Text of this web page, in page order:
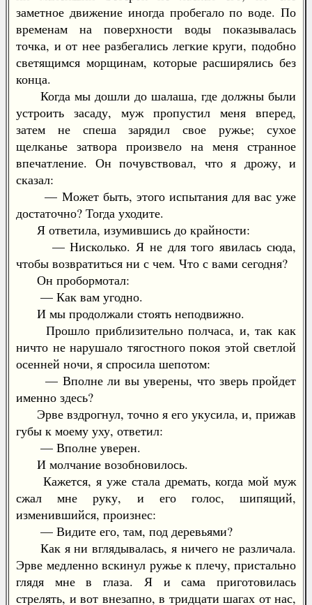
заметное движение иногда пробегало по воде. По
временам на поверхности воды показывалась
точка, и от нее разбегались легкие круги, подобно
светящимся морщинам, которые расширялись без
конца.
Когда мы дошли до шалаша, где должны были
устроить засаду, муж пропустил меня вперед,
затем не спеша зарядил свое ружье; сухое
щелканье затвора произвело на меня странное
впечатление. Он почувствовал, что я дрожу, и
сказал:
— Может быть, этого испытания для вас уже
достаточно? Тогда уходите.
Я ответила, изумившись до крайности:
— Нисколько. Я не для того явилась сюда,
чтобы возвратиться ни с чем. Что с вами сегодня?
Он пробормотал:
— Как вам угодно.
И мы продолжали стоять неподвижно.
Прошло приблизительно полчаса, и, так как
ничто не нарушало тягостного покоя этой светлой
осенней ночи, я спросила шепотом:
— Вполне ли вы уверены, что зверь пройдет
именно здесь?
Эрве вздрогнул, точно я его укусила, и, прижав
губы к моему уху, ответил:
— Вполне уверен.
И молчание возобновилось.
Кажется, я уже стала дремать, когда мой муж
сжал мне руку, и его голос, шипящий,
изменившийся, произнес:
— Видите его, там, под деревьями?
Как я ни вглядывалась, я ничего не различала.
Эрве медленно вскинул ружье к плечу, пристально
глядя мне в глаза. Я и сама приготовилась
стрелять, и вот внезапно, в тридцати шагах от нас,